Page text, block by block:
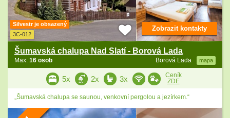
Silvestr je obsazený
3C-012
Šumavská chalupa Nad Slatí - Borová Lada
Borová Lada mapa
Max. 16 osob
Zobrazit kontakty
5x 2x 3x
Ceník
ZDE
„Šumavská chalupa se saunou, venkovní pergolou a jezírkem.“